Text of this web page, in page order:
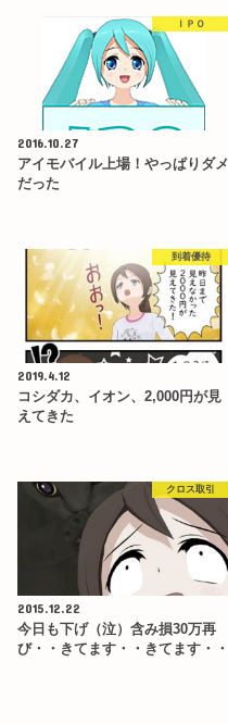
ＩＰＯ
2016.10.27
アイモバイル上場！やっぱりダメ
だった
到着優待
2019.4.12
コシダカ、イオン、2,000円が見
えてきた
クロス取引
2015.12.22
今日も下げ（泣）含み損30万再
び・・きてます・・きてます・・